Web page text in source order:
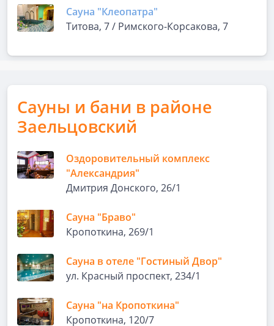
Сауна "Клеопатра"
Титова, 7 / Римского-Корсакова, 7
Сауны и бани в районе
Заельцовский
Оздоровительный комплекс
"Александрия"
Дмитрия Донского, 26/1
Сауна "Браво"
Кропоткина, 269/1
Сауна в отеле "Гостиный Двор"
ул. Красный проспект, 234/1
Сауна "на Кропоткина"
Кропоткина, 120/7